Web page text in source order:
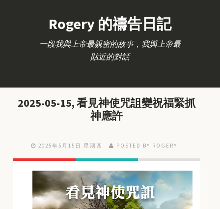
Rogery 的禱告日記
一段我與上帝最親密的故事，我與上帝最
貼近的對話
2025-05-15, 看見神使咒詛變祝福緊抓
神應許
2025年5月15日 星期四 POSTED BY ROGERY